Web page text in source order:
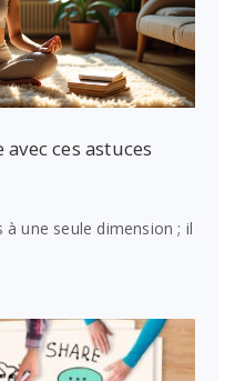
ces astuces
une seule dimension ; il